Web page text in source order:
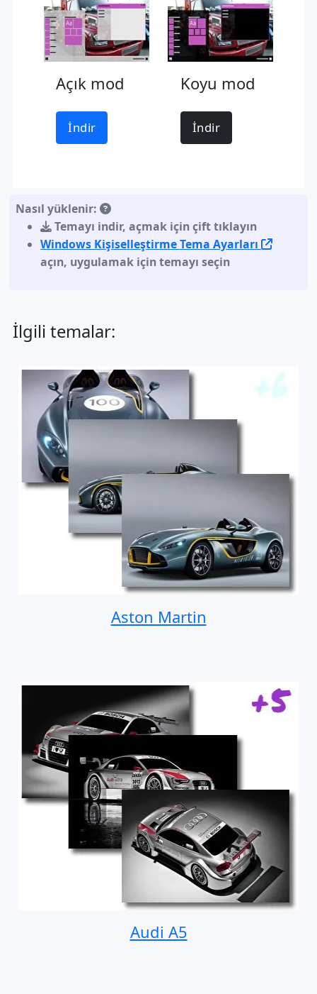
Açık mod
İndir
Koyu mod
İndir
Nasıl yüklenir:
Temayı indir,açmak için çift tıklayın
Windows Kişiselleştirme Tema Ayarları
açın, uygulamak için temayı seçin
İlgili temalar:
Aston Martin
Audi A5